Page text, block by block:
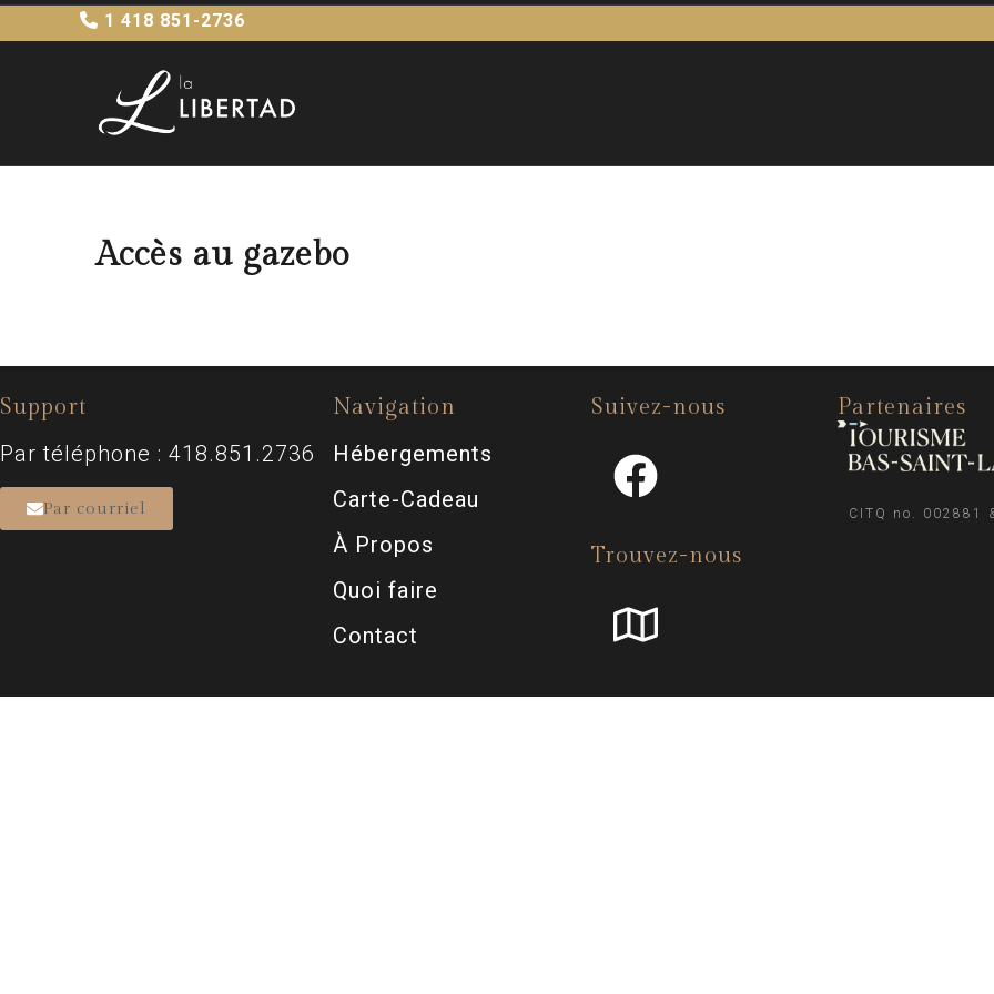
1 418 851-2736
Accès au gazebo
Support
Par téléphone : 418.851.2736
Par courriel
Navigation
Hébergements
Carte-Cadeau
À Propos
Quoi faire
Contact
Suivez-nous
Trouvez-nous
Partenaires
CITQ no. 002881